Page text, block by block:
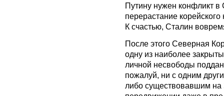
Путину нужен конфликт в
перерастание
К счастью, Сталин
После этого Северная
одну из наиболее
личной несвободы
пожалуй, ни с одним
либо существовавшим